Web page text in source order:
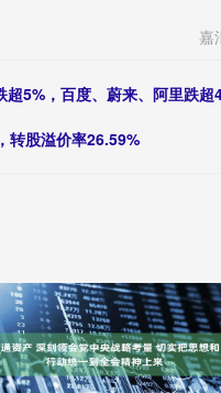
嘉
5%，百度、蔚来、阿里跌超
转股溢价率26.59%